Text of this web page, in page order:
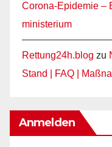
Corona-Epidemie –
ministerium
Rettung24h.blog zu
Stand | FAQ |
Anmelden